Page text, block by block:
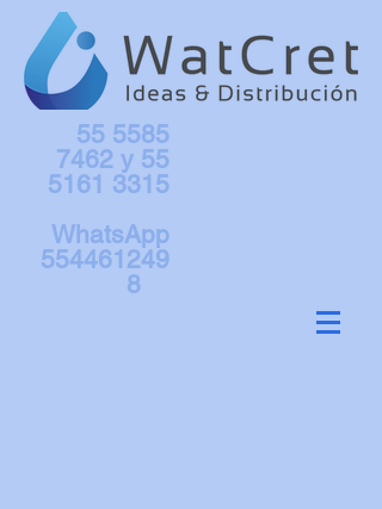
55 5585
7462 y 55
5161 3315
WhatsApp
554461249
8